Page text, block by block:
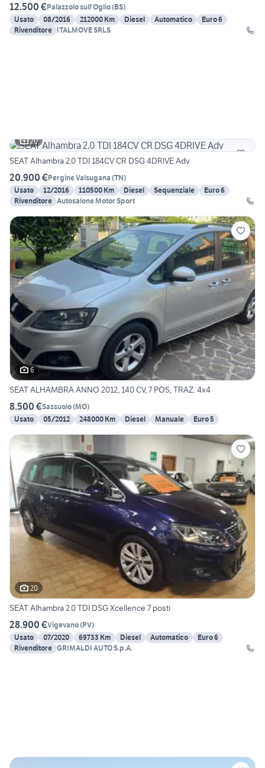
12.500 €Palazzolo sull'Oglio(BS)
Usato
08/2016 212000 Km Diesel Automatico
Euro 6
Rivenditore ITALMOVE SRLS
20
SEAT Alhambra 2.0 TDI 184CV CR DSG 4DRIVE Adv
20.900 €Pergine Valsugana (TN)
Usato
12/2016 110500 Km Diesel Sequenziale
Euro 6
Rivenditore Autosalone Motor Sport
6
SEAT ALHAMBRA ANNO 2012, 140 CV, 7 POS, TRAZ. 4x4
8.500 €Sassuolo(MO)
Usato
05/2012 248000 Km Diesel Manuale Euro 5
20
SEAT Alhambra 2.0 TDI DSG Xcellence 7 posti
28.900 €Vigevano(PV)
Usato
07/2020 69733 Km Diesel Automatico
Euro 6
Rivenditore GRIMALDI AUTO S.p.A.